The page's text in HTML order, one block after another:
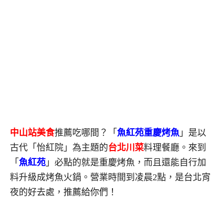
中山站美食推薦吃哪間？「 魚紅苑重慶烤魚 」是以
古代「怡紅院」為主題的台北川菜料理餐廳。來到
「 魚紅苑 」必點的就是重慶烤魚，而且還能自行加
料升級成烤魚火鍋。營業時間到凌晨2點，是台北宵
夜的好去處，推薦給你們！